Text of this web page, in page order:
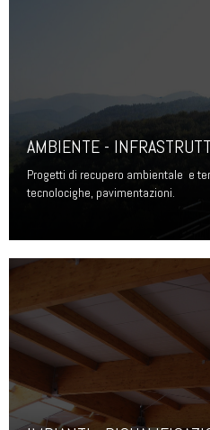
AMBIENTE -
Progetti di recupero ambientale e
tecnolocighe, pavimentazioni.